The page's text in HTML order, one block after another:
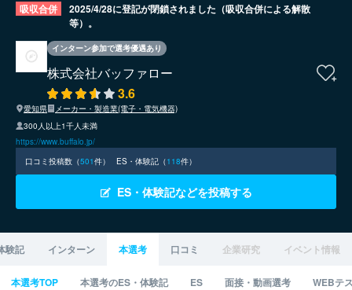
吸収合併
2025/4/28に登記が閉鎖されました（吸収合併による解散
等）。
インターン参加で選考優遇あり
株式会社バッファロー
3.6
愛知県
メーカー・製造業(電子・電気機器)
300人以上1千人未満
https://www.buffalo.jp/
口コミ投稿数（501件） ES・体験記（118件）
ES・体験記などを投稿する
験記 インターン 本選考 口コミ 企業研究 イベント情報
本選考TOP 本選考のES・体験記 ES 面接・動画選考 WEBテ